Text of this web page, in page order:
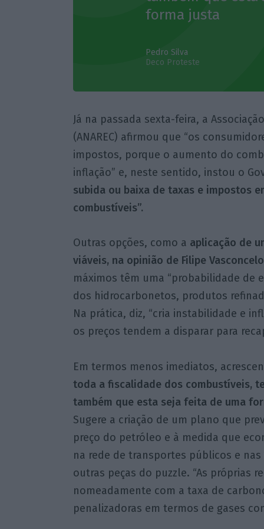
forma justa
Pedro Silva
Deco Proteste
Já na passada sexta-feira, a
(ANAREC) afirmou que “os
impostos, porque o aumento do
inflação” e, neste sentido, instou o
subida ou baixa de taxas e impostos
combustíveis”.
Outras opções, como a aplicação de
viáveis, na opinião de Filipe
máximos têm uma “probabilidade de
dos hidrocarbonetos, produtos
Na prática, diz, “cria instabilidade e
os preços tendem a disparar para
Em termos menos imediatos,
toda a fiscalidade dos combustíveis,
também que esta seja feita de uma
Sugere a criação de um plano que
preço do petróleo e à medida que
na rede de transportes públicos e
outras peças do puzzle. “As próprias
nomeadamente com a taxa de
penalizadoras em termos de gases